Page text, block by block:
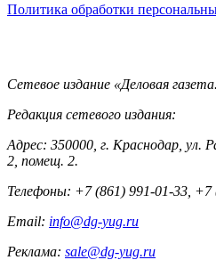
Политика обработки
Контакты
Сетевое издание «Деловая
Редакция сетевого издания:
Адрес: 350000, г. Краснодар, ул.
2, помещ. 2.
Телефоны: +7 (861) 991-01-33, +7
Email: info@dg-yug.ru
Реклама: sale@dg-yug.ru